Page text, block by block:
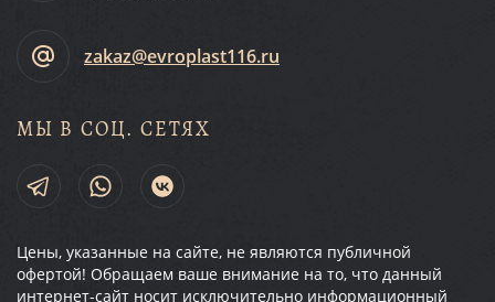
zakaz@evroplast116.ru
МЫ В СОЦ. СЕТЯХ
Цены, указанные на сайте, не являются публичной
офертой! Обращаем ваше внимание на то, что данный
интернет-сайт носит исключительно информационный